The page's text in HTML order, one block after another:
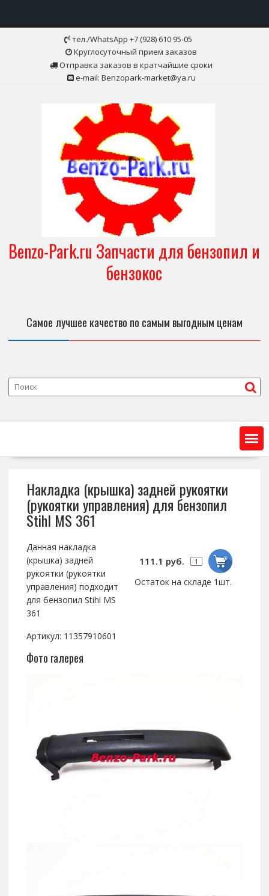
тел./WhatsApp +7 (928) 610 95-05
Круглосуточный прием заказов
Отправка заказов в кратчайшие сроки
e-mail: Benzopark-market@ya.ru
Benzo-Park.ru Запчасти для бензопил и
бензокос
Самое лучшее качество по самым выгодным ценам
Накладка (крышка) задней рукоятки
(рукоятки управления) для бензопил
Stihl MS 361
111.1 руб.
Остаток на складе 1шт.
Данная накладка
(крышка) задней
рукоятки (рукоятки
управления) подходит
для бензопил Stihl MS
361
Артикул: 11357910601
Фото галерея